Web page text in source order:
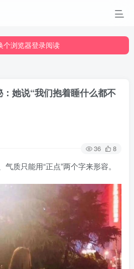
浏览器登录阅读
个浏览器登录阅读
她说“我们抱着睡什么都不
36 8
质只能用“正点”两个字来形容。